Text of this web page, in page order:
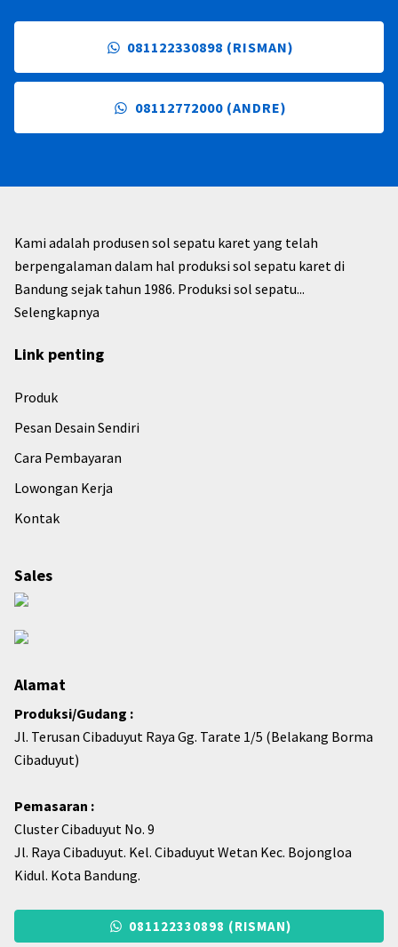
081122330898 (RISMAN)
08112772000 (ANDRE)
Kami adalah produsen sol sepatu karet yang telah
berpengalaman dalam hal produksi sol sepatu karet di
Bandung sejak tahun 1986. Produksi sol sepatu...
Selengkapnya
Link penting
Produk
Pesan Desain Sendiri
Cara Pembayaran
Lowongan Kerja
Kontak
Sales
Alamat
Produksi/Gudang :
Jl. Terusan Cibaduyut Raya Gg. Tarate 1/5 (Belakang Borma
Cibaduyut)
Pemasaran :
Cluster Cibaduyut No. 9
Jl. Raya Cibaduyut. Kel. Cibaduyut Wetan Kec. Bojongloa
Kidul. Kota Bandung.
081122330898 (RISMAN)